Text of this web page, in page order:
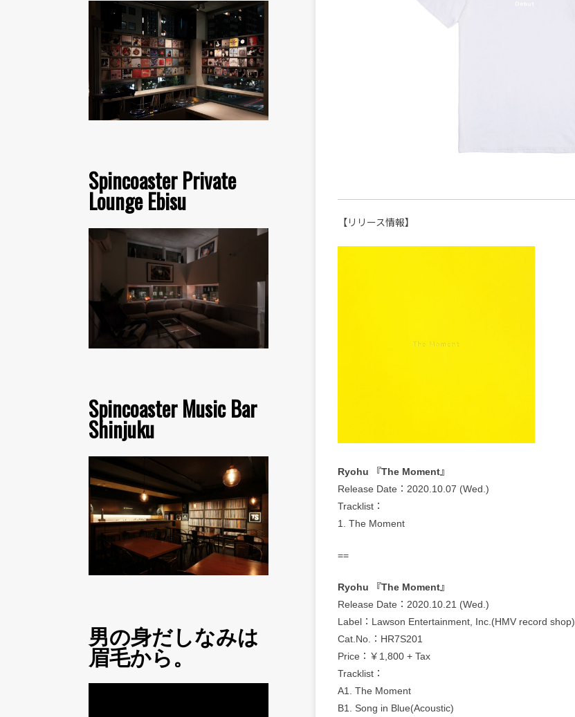
Spincoaster Private
Lounge Ebisu
Spincoaster Music Bar
Shinjuku
男の身だしなみは
眉毛から。
【リリース情報】
Ryohu 『The Moment』
Release Date：2020.10.07 (Wed.)
Tracklist：
1. The Moment
==
Ryohu 『The Moment』
Release Date：2020.10.21 (Wed.)
Label：Lawson Entertainment, Inc.(HMV record shop)
Cat.No.：HR7S201
Price：￥1,800 + Tax
Tracklist：
A1. The Moment
B1. Song in Blue(Acoustic)